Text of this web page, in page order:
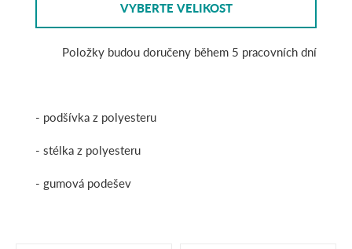
VYBERTE VELIKOST
Položky budou doručeny během 5 pracovních dní
- podšívka z polyesteru
- stélka z polyesteru
- gumová podešev